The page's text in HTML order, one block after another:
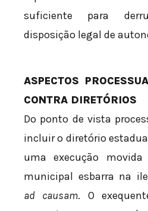
suficiente para
disposição legal de
ASPECTOS
CONTRA DIRETÓRIOS
Do ponto de vista
incluir o diretório
uma execução
municipal esbarra na
ad causam. O